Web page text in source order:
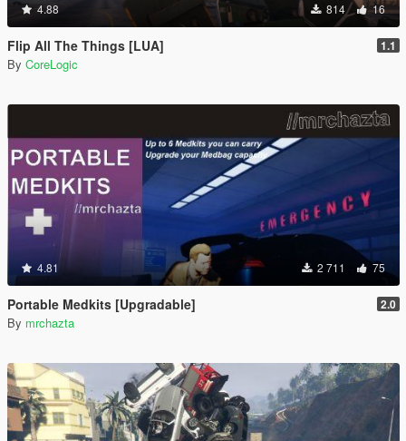
4.88 814 16
Flip All The Things [LUA] 1.1
By CoreLogic
4.81 2 711 75
Portable Medkits [Upgradable] 2.0
By mrchazta